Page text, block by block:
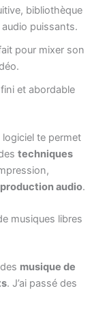
bibliothèque
puissants.
pour mixer son
et abordable
logiciel te permet
techniques
production audio.
musiques libres
musique de
. J’ai passé des